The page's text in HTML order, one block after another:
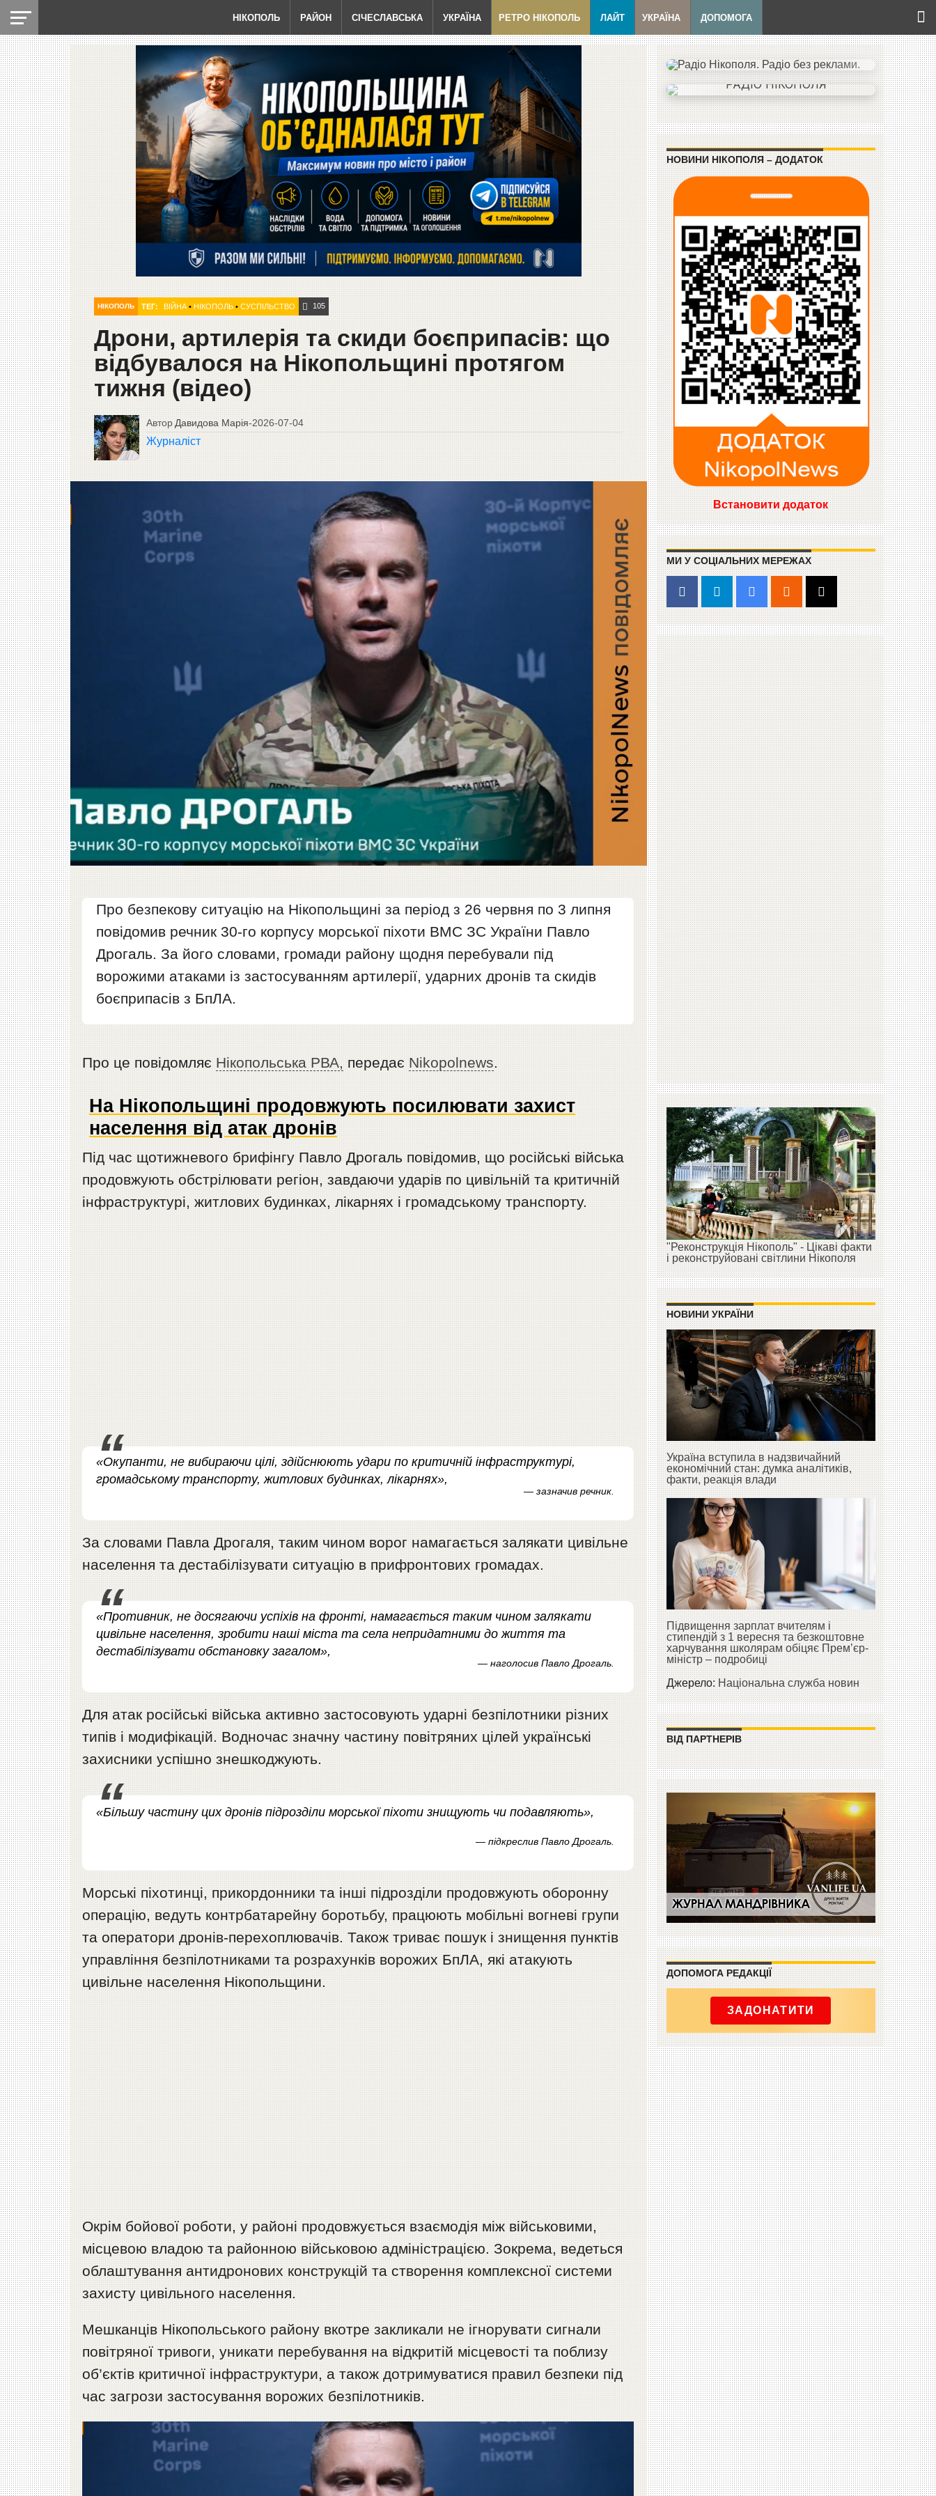
НІКОПОЛЬ РАЙОН СІЧЕСЛАВСЬКА УКРАЇНА РЕТРО НІКОПОЛЬ ЛАЙТ УКРАЇНА ДОПОМОГА
НІКОПОЛЬ ТЕГ: ВІЙНА• НІКОПОЛЬ• СУСПІЛЬСТВО 105
Дрони, артилерія та скиди боєприпасів: що
відбувалося на Нікопольщині протягом
тижня (відео)
Автор Давидова Марія-2026-07-04
Журналіст
Про безпекову ситуацію на Нікопольщині за період з 26 червня по 3 липня
повідомив речник 30-го корпусу морської піхоти ВМС ЗС України Павло
Дрогаль. За його словами, громади району щодня перебували під
ворожими атаками із застосуванням артилерії, ударних дронів та скидів
боєприпасів з БпЛА.
Про це повідомляє Нікопольська РВА, передає Nikopolnews.
На Нікопольщині продовжують посилювати захист
населення від атак дронів
Під час щотижневого брифінгу Павло Дрогаль повідомив, що російські війська
продовжують обстрілювати регіон, завдаючи ударів по цивільній та критичній
інфраструктурі, житлових будинках, лікарнях і громадському транспорту.
«Окупанти, не вибираючи цілі, здійснюють удари по критичній інфраструктурі,
громадському транспорту, житлових будинках, лікарнях»,
— зазначив речник.
За словами Павла Дрогаля, таким чином ворог намагається залякати цивільне
населення та дестабілізувати ситуацію в прифронтових громадах.
«Противник, не досягаючи успіхів на фронті, намагається таким чином залякати
цивільне населення, зробити наші міста та села непридатними до життя та
дестабілізувати обстановку загалом»,
— наголосив Павло Дрогаль.
Для атак російські війська активно застосовують ударні безпілотники різних
типів і модифікацій. Водночас значну частину повітряних цілей українські
захисники успішно знешкоджують.
«Більшу частину цих дронів підрозділи морської піхоти знищують чи подавляють»,
— підкреслив Павло Дрогаль.
Морські піхотинці, прикордонники та інші підрозділи продовжують оборонну
операцію, ведуть контрбатарейну боротьбу, працюють мобільні вогневі групи
та оператори дронів-перехоплювачів. Також триває пошук і знищення пунктів
управління безпілотниками та розрахунків ворожих БпЛА, які атакують
цивільне населення Нікопольщини.
Окрім бойової роботи, у районі продовжується взаємодія між військовими,
місцевою владою та районною військовою адміністрацією. Зокрема, ведеться
облаштування антидронових конструкцій та створення комплексної системи
захисту цивільного населення.
Мешканців Нікопольського району вкотре закликали не ігнорувати сигнали
повітряної тривоги, уникати перебування на відкритій місцевості та поблизу
об’єктів критичної інфраструктури, а також дотримуватися правил безпеки під
час загрози застосування ворожих безпілотників.
Відеопрогравач
НОВИНИ НІКОПОЛЯ – ДОДАТОК
Встановити додаток
МИ У СОЦІАЛЬНИХ МЕРЕЖАХ
"Реконструкція Нікополь" - Цікаві факти
і реконструйовані світлини Нікополя
НОВИНИ УКРАЇНИ
Україна вступила в надзвичайний
економічний стан: думка аналітиків,
факти, реакція влади
Підвищення зарплат вчителям і
стипендій з 1 вересня та безкоштовне
харчування школярам обіцяє Прем’єр-
міністр – подробиці
Джерело:Національна служба новин
ВІД ПАРТНЕРІВ
ДОПОМОГА РЕДАКЦІЇ
ЗАДОНАТИТИ